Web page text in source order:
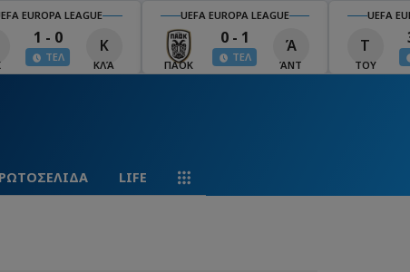
EUROPA LEAGUE
1 - 0
ΤΕΛ
Κ
ΚΛΆ
UEFA EUROPA LEAGUE
ΠΑΟΚ
0 - 1
ΤΕΛ
Ά
ΆΝΤ
UEFA
Τ
ΤΟΥ
LIFE